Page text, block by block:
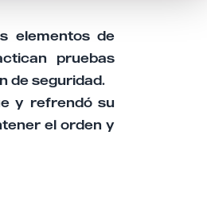
elementos de
pruebas
de seguridad.
y refrendó su
el orden y